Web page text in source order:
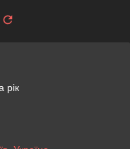
рік